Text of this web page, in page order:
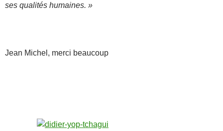
ses qualités humaines. »
Jean Michel, merci beaucoup